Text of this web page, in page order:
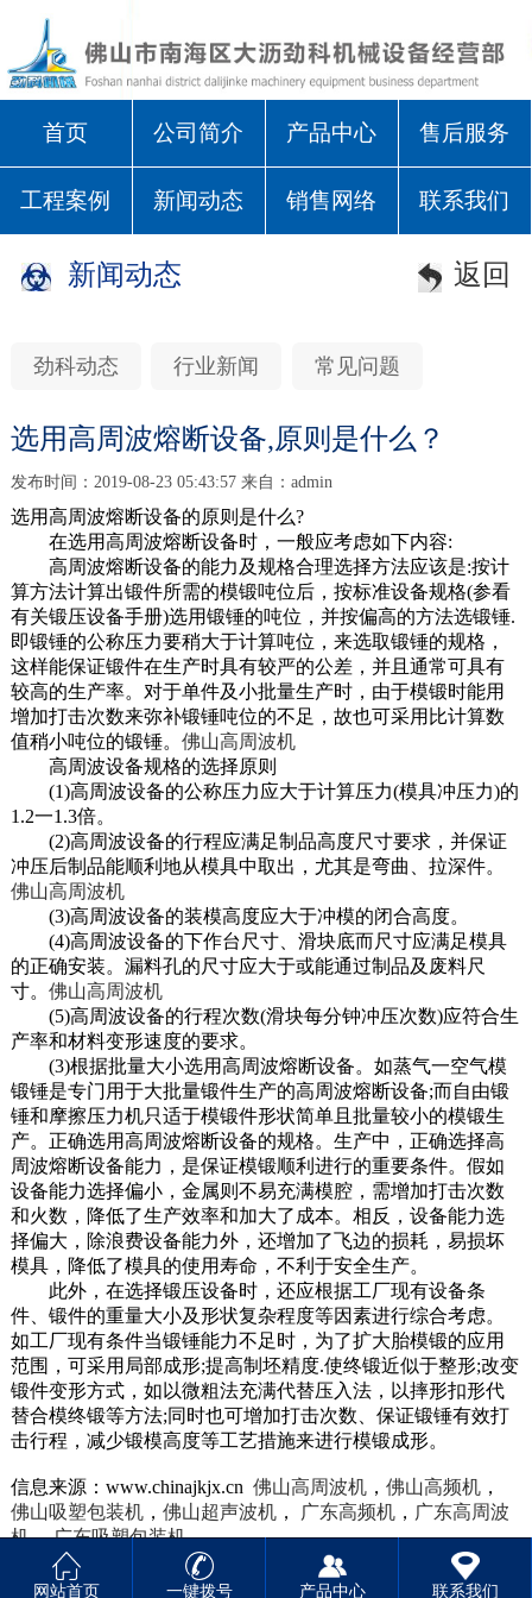
首页 公司简介 产品中心 售后服务
工程案例 新闻动态 销售网络 联系我们
新闻动态 返回
劲科动态 行业新闻 常见问题
选用高周波熔断设备,原则是什么？
发布时间：2019-08-23 05:43:57 来自：admin
选用高周波熔断设备的原则是什么?
在选用高周波熔断设备时，一般应考虑如下内容:
高周波熔断设备的能力及规格合理选择方法应该是:按计
算方法计算出锻件所需的模锻吨位后，按标准设备规格(参看
有关锻压设备手册)选用锻锤的吨位，并按偏高的方法选锻锤.
即锻锤的公称压力要稍大于计算吨位，来选取锻锤的规格，
这样能保证锻件在生产时具有较严的公差，并且通常可具有
较高的生产率。对于单件及小批量生产时，由于模锻时能用
增加打击次数来弥补锻锤吨位的不足，故也可采用比计算数
值稍小吨位的锻锤。 佛山高周波机
高周波设备规格的选择原则
(1)高周波设备的公称压力应大于计算压力(模具冲压力)的
1.2一1.3倍。
(2)高周波设备的行程应满足制品高度尺寸要求，并保证
冲压后制品能顺利地从模具中取出，尤其是弯曲、拉深件。
佛山高周波机
(3)高周波设备的装模高度应大于冲模的闭合高度。
(4)高周波设备的下作台尺寸、滑块底而尺寸应满足模具
的正确安装。漏料孔的尺寸应大于或能通过制品及废料尺
寸。 佛山高周波机
(5)高周波设备的行程次数(滑块每分钟冲压次数)应符合生
产率和材料变形速度的要求。
(3)根据批量大小选用高周波熔断设备。如蒸气一空气模
锻锤是专门用于大批量锻件生产的高周波熔断设备;而自由锻
锤和摩擦压力机只适于模锻件形状简单且批量较小的模锻生
产。正确选用高周波熔断设备的规格。生产中，正确选择高
周波熔断设备能力，是保证模锻顺利进行的重要条件。假如
设备能力选择偏小，金属则不易充满模腔，需增加打击次数
和火数，降低了生产效率和加大了成本。相反，设备能力选
择偏大，除浪费设备能力外，还增加了飞边的损耗，易损坏
模具，降低了模具的使用寿命，不利于安全生产。
此外，在选择锻压设备时，还应根据工厂现有设备条
件、锻件的重量大小及形状复杂程度等因素进行综合考虑。
如工厂现有条件当锻锤能力不足时，为了扩大胎模锻的应用
范围，可采用局部成形;提高制坯精度.使终锻近似于整形;改变
锻件变形方式，如以微粗法充满代替压入法，以摔形扣形代
替合模终锻等方法;同时也可增加打击次数、保证锻锤有效打
击行程，减少锻模高度等工艺措施来进行模锻成形。
信息来源：www.chinajkjx.cn 佛山高周波机， 佛山高频机，
佛山吸塑包装机， 佛山超声波机， 广东高频机， 广东高周波
机，广东吸塑包装机
网站首页 一键拨号 产品中心 联系我们